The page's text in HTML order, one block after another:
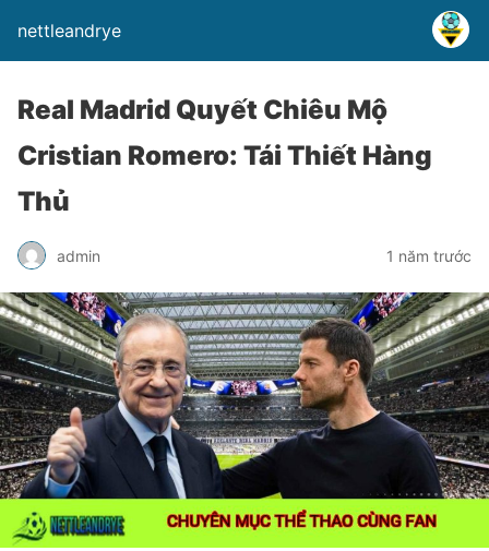
nettleandrye
Real Madrid Quyết Chiêu Mộ
Cristian Romero: Tái Thiết Hàng
Thủ
admin 1 năm trước